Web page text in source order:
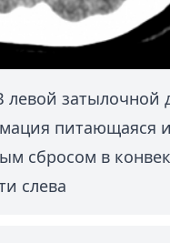
левой затылочной
питающаяся
сбросом в
слева